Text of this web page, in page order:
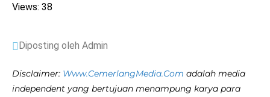
Views: 38
Diposting oleh Admin
Disclaimer: Www.CemerlangMedia.Com adalah media
independent yang bertujuan menampung karya para